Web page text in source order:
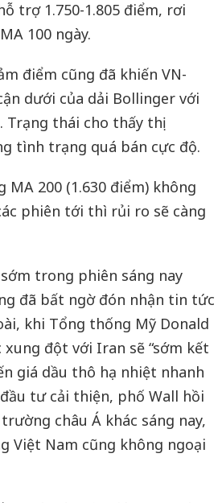
trợ 1.750-1.805 điểm, rơi
100 ngày.
điểm cũng đã khiến VN-
dưới của dải Bollinger với
Trạng thái cho thấy thị
tình trạng quá bán cực độ.
MA 200 (1.630 điểm) không
phiên tới thì rủi ro sẽ càng
trong phiên sáng nay
đã bất ngờ đón nhận tin tức
khi Tổng thống Mỹ Donald
đột với Iran sẽ “sớm kết
giá dầu thô hạ nhiệt nhanh
tư cải thiện, phố Wall hồi
châu Á khác sáng nay,
Việt Nam cũng không ngoại